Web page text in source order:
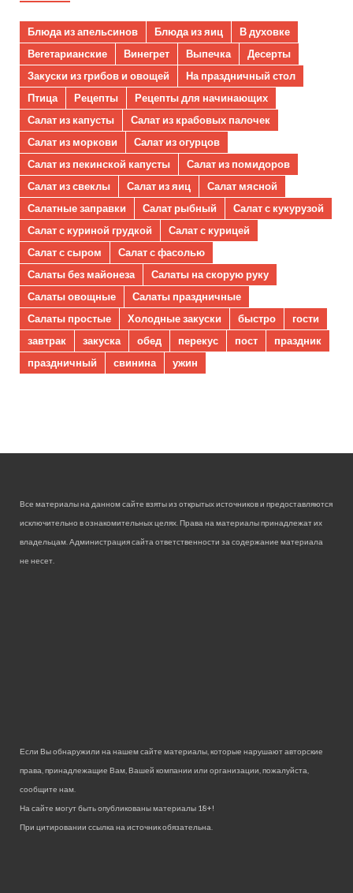
Блюда из апельсинов Блюда из яиц
В духовке
Вегетарианские
Винегрет Выпечка
Десерты
Закуски из грибов и овощей
На праздничный стол
Птица
Рецепты
Рецепты для начинающих
Салат из капусты
Салат из крабовых палочек
Салат из моркови
Салат из огурцов
Салат из пекинской капусты
Салат из помидоров
Салат из свеклы
Салат из яиц
Салат мясной
Салатные заправки
Салат рыбный
Салат с кукурузой
Салат с куриной грудкой
Салат с курицей
Салат с сыром
Салат с фасолью
Салаты без майонеза
Салаты на скорую руку
Салаты овощные
Салаты праздничные
Салаты простые
Холодные закуски быстро
гости
завтрак
закуска обед перекус пост
праздник
праздничный
свинина ужин
Все материалы на данном сайте взяты из открытых источников и предоставляются
исключительно в ознакомительных целях. Права на материалы принадлежат их
владельцам. Администрация сайта ответственности за содержание материала
не несет.
Если Вы обнаружили на нашем сайте материалы, которые нарушают авторские
права, принадлежащие Вам, Вашей компании или организации, пожалуйста,
сообщите нам.
На сайте могут быть опубликованы материалы 18+!
При цитировании ссылка на источник обязательна.